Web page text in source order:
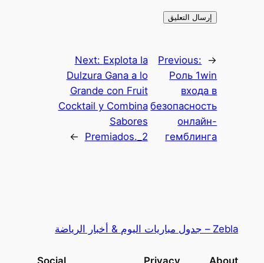
←
Previous:
Роль 1win
входа в
безопасность
онлайн-
гемблинга
Next: Explota la
Dulzura Gana a lo
Grande con Fruit
Cocktail y Combina
Sabores
Premiados._2
→
Zebla – جدول مباريات اليوم & أخبار الرياضة
About
Privacy
Social